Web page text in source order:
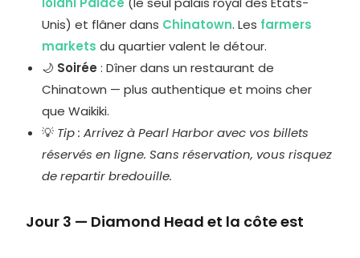
Unis) et flâner dans Chinatown. Les farmers
markets du quartier valent le détour.
🌙 Soirée : Dîner dans un restaurant de
Chinatown — plus authentique et moins cher
que Waikiki.
💡 Tip : Arrivez à Pearl Harbor avec vos billets
réservés en ligne. Sans réservation, vous risquez
de repartir bredouille.
Jour 3 — Diamond Head et la côte est